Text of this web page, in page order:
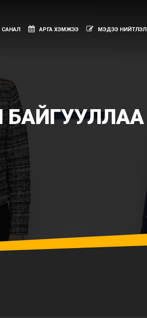
САНАЛ АРГА ХЭМЖЭЭ МЭДЭЭ НИЙТЛЭЛ
БАЙГУУЛЛАА